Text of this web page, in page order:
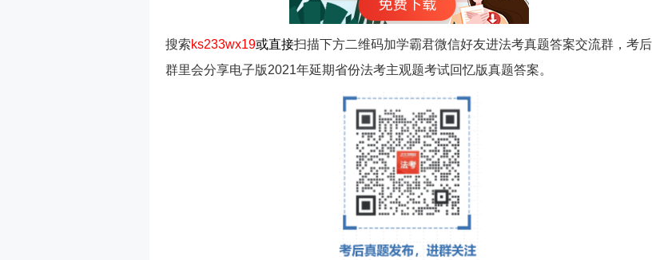
搜索ks233wx19或直接扫描下方二维码加学霸君微信好友进法考真题答案交流群，考后
群里会分享电子版2021年延期省份法考主观题考试回忆版真题答案。